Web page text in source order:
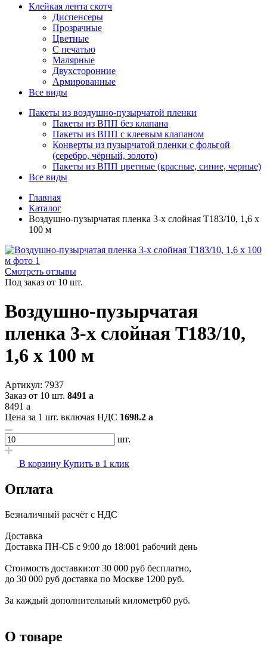
Клейкая лента скотч
Диспенсеры
Прозрачные
Цветные
С печатью
Малярные
Двухсторонние
Армированные
Все виды
Пакеты из воздушно-пузырчатой пленки
Пакеты из ВПП без клапана
Пакеты из ВПП с клеевым клапаном
Конверты из пузырчатой пленки с фольгой
(серебро, чёрный, золото)
Пакеты из ВПП цветные (красные, синие, черные)
Все виды
Главная
Каталог
Воздушно-пузырчатая пленка 3-х слойная T183/10, 1,6 х
100 м
Смотреть отзывы
Под заказ от 10 шт.
Воздушно-пузырчатая
пленка 3-х слойная T183/10,
1,6 х 100 м
Артикул: 7937
Заказ от 10 шт. 8491 a
8491 a
Цена за 1 шт. включая НДС 1698.2 a
шт.
В корзину Купить в 1 клик
Оплата
Безналичный расчёт с НДС
Доставка
Доставка ПН-СБ с 9:00 до 18:001 рабочий день
Стоимость доставки:от 30 000 руб бесплатно,
до 30 000 руб доставка по Москве 1200 руб.
За каждый дополнительный километр60 руб.
О товаре